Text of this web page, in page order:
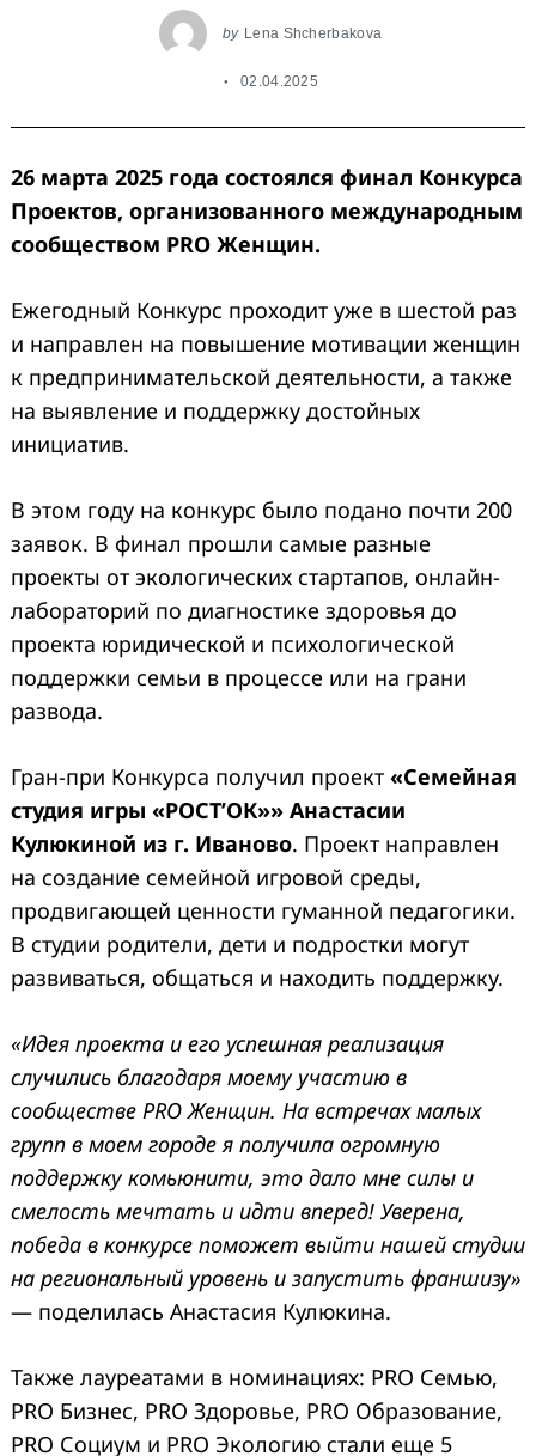
by Lena Shcherbakova
02.04.2025
26 марта 2025 года состоялся финал Конкурса
Проектов, организованного международным
сообществом PRO Женщин.
Ежегодный Конкурс проходит уже в шестой раз
и направлен на повышение мотивации женщин
к предпринимательской деятельности, а также
на выявление и поддержку достойных
инициатив.
В этом году на конкурс было подано почти 200
заявок. В финал прошли самые разные
проекты от экологических стартапов, онлайн-
лабораторий по диагностике здоровья до
проекта юридической и психологической
поддержки семьи в процессе или на грани
развода.
Гран-при Конкурса получил проект «Семейная
студия игры «РОСТ’ОК»» Анастасии
Кулюкиной из г. Иваново. Проект направлен
на создание семейной игровой среды,
продвигающей ценности гуманной педагогики.
В студии родители, дети и подростки могут
развиваться, общаться и находить поддержку.
«Идея проекта и его успешная реализация
случились благодаря моему участию в
сообществе PRO Женщин. На встречах малых
групп в моем городе я получила огромную
поддержку комьюнити, это дало мне силы и
смелость мечтать и идти вперед! Уверена,
победа в конкурсе поможет выйти нашей студии
на региональный уровень и запустить франшизу»
— поделилась Анастасия Кулюкина.
Также лауреатами в номинациях: PRO Семью,
PRO Бизнес, PRO Здоровье, PRO Образование,
PRO Социум и PRO Экологию стали еще 5